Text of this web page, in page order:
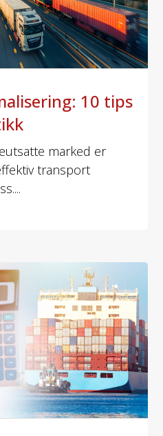
10 tips
marked er
transport